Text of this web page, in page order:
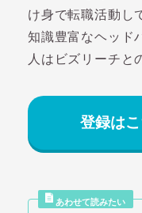
け身で転職活動し
知識豊富なヘッド
人はビズリーチと
登録はこ